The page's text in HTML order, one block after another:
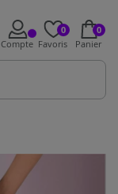
Compte
0
Favoris
0
Panier